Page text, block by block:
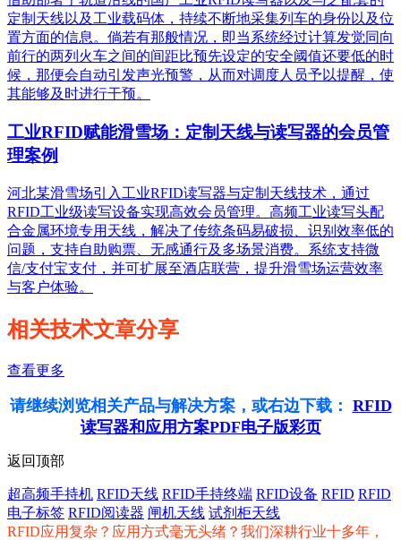
定制天线以及工业载码体，持续不断地采集列车的身份以及位
置方面的信息。倘若有那般情况，即当系统经过计算发觉同向
前行的两列火车之间的间距比预先设定的安全阈值还要低的时
候，那便会自动引发声光预警，从而对调度人员予以提醒，使
其能够及时进行干预。
工业RFID赋能滑雪场：定制天线与读写器的会员管
理案例
河北某滑雪场引入工业RFID读写器与定制天线技术，通过
RFID工业级读写设备实现高效会员管理。高频工业读写头配
合金属环境专用天线，解决了传统条码易破损、识别效率低的
问题，支持自助购票、无感通行及多场景消费。系统支持微
信/支付宝支付，并可扩展至酒店联营，提升滑雪场运营效率
与客户体验。
相关技术文章分享
查看更多
请继续浏览相关产品与解决方案，或右边下载： RFID
读写器和应用方案PDF电子版彩页
返回顶部
超高频手持机 RFID天线 RFID手持终端 RFID设备 RFID RFID
电子标签 RFID阅读器 闸机天线 试剂柜天线
RFID应用复杂？应用方式毫无头绪？我们深耕行业十多年，